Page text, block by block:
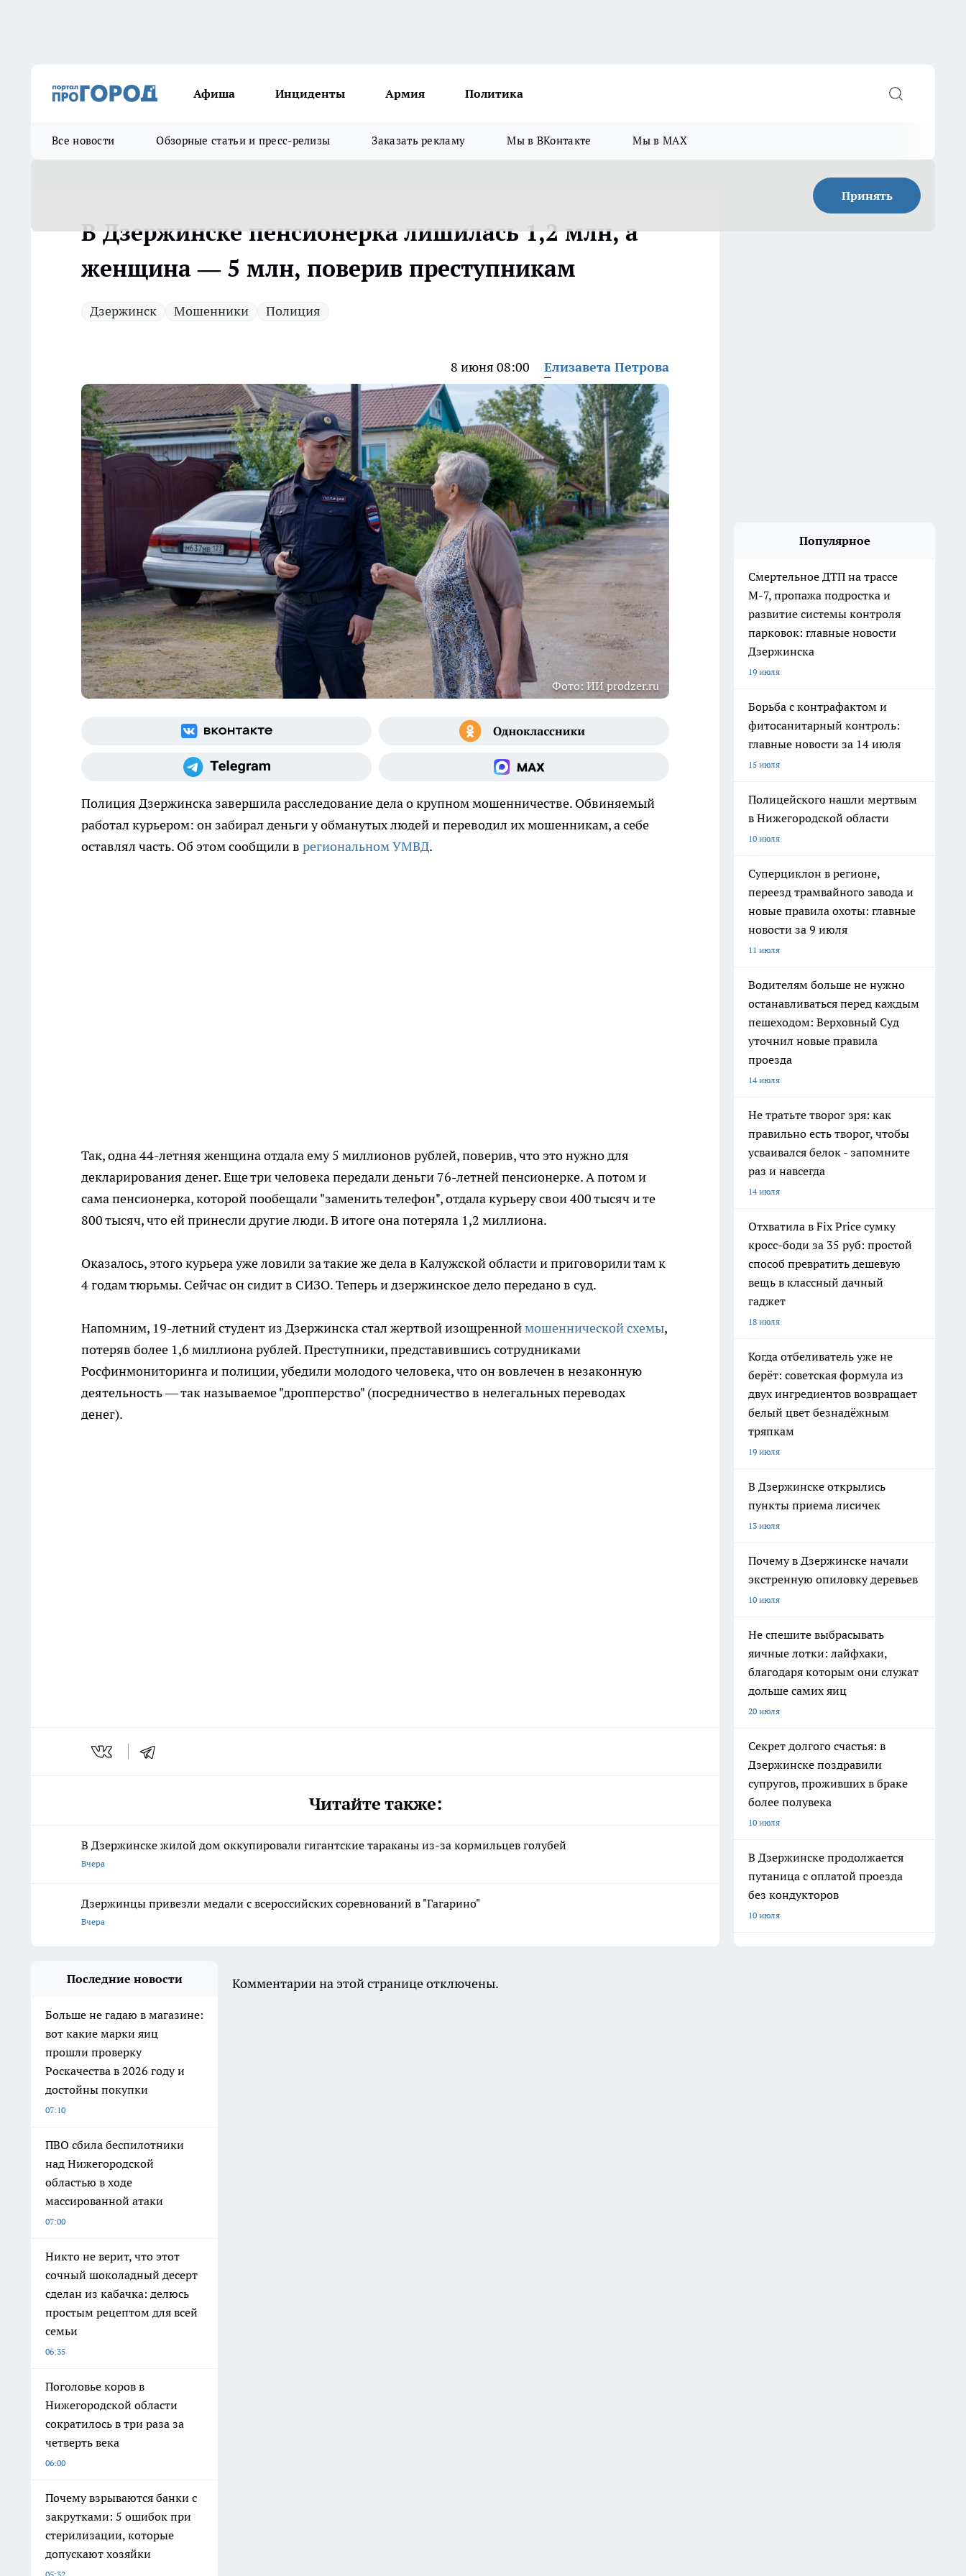
Афиша Инциденты Армия Политика
Все новости Обзорные статьи и пресс-релизы Заказать рекламу Мы в ВКонтакте Мы в MAX
Принять
В Дзержинске пенсионерка лишилась 1,2 млн, а
женщина — 5 млн, поверив преступникам
Дзержинск Мошенники Полиция
8 июня 08:00 Елизавета Петрова
Фото: ИИ prodzer.ru
Полиция Дзержинска завершила расследование дела о крупном мошенничестве. Обвиняемый
работал курьером: он забирал деньги у обманутых людей и переводил их мошенникам, а себе
оставлял часть. Об этом сообщили в региональном УМВД.
Так, одна 44-летняя женщина отдала ему 5 миллионов рублей, поверив, что это нужно для
декларирования денег. Еще три человека передали деньги 76-летней пенсионерке. А потом и
сама пенсионерка, которой пообещали "заменить телефон", отдала курьеру свои 400 тысяч и те
800 тысяч, что ей принесли другие люди. В итоге она потеряла 1,2 миллиона.
Оказалось, этого курьера уже ловили за такие же дела в Калужской области и приговорили там к
4 годам тюрьмы. Сейчас он сидит в СИЗО. Теперь и дзержинское дело передано в суд.
Напомним, 19-летний студент из Дзержинска стал жертвой изощренноймошеннической схемы,
потеряв более 1,6 миллиона рублей. Преступники, представившись сотрудниками
Росфинмониторинга и полиции, убедили молодого человека, что он вовлечен в незаконную
деятельность — так называемое "дропперство" (посредничество в нелегальных переводах
денег).
Читайте также:
В Дзержинске жилой дом оккупировали гигантские тараканы из-за кормильцев голубей
Вчера
Дзержинцы привезли медали с всероссийских соревнований в "Гагарино"
Вчера
Популярное
Смертельное ДТП на трассе
М-7, пропажа подростка и
развитие системы контроля
парковок: главные новости
Дзержинска
19 июля
Борьба с контрафактом и
фитосанитарный контроль:
главные новости за 14 июля
15 июля
Полицейского нашли мертвым
в Нижегородской области
10 июля
Суперциклон в регионе,
переезд трамвайного завода и
новые правила охоты: главные
новости за 9 июля
11 июля
Водителям больше не нужно
останавливаться перед каждым
пешеходом: Верховный Суд
уточнил новые правила
проезда
14 июля
Не тратьте творог зря: как
правильно есть творог, чтобы
усваивался белок - запомните
раз и навсегда
14 июля
Отхватила в Fix Price сумку
кросс-боди за 35 руб: простой
способ превратить дешевую
вещь в классный дачный
гаджет
18 июля
Когда отбеливатель уже не
берёт: советская формула из
двух ингредиентов возвращает
белый цвет безнадёжным
тряпкам
19 июля
В Дзержинске открылись
пункты приема лисичек
13 июля
Почему в Дзержинске начали
экстренную опиловку деревьев
10 июля
Не спешите выбрасывать
яичные лотки: лайфхаки,
благодаря которым они служат
дольше самих яиц
20 июля
Секрет долгого счастья: в
Дзержинске поздравили
супругов, проживших в браке
более полувека
10 июля
В Дзержинске продолжается
путаница с оплатой проезда
без кондукторов
10 июля
Последние новости
Больше не гадаю в магазине:
вот какие марки яиц
прошли проверку
Роскачества в 2026 году и
достойны покупки
07:10
ПВО сбила беспилотники
над Нижегородской
областью в ходе
массированной атаки
07:00
Никто не верит, что этот
сочный шоколадный десерт
сделан из кабачка: делюсь
простым рецептом для всей
семьи
06:35
Поголовье коров в
Нижегородской области
сократилось в три раза за
четверть века
06:00
Почему взрываются банки с
закрутками: 5 ошибок при
стерилизации, которые
допускают хозяйки
Комментарии на этой странице отключены.